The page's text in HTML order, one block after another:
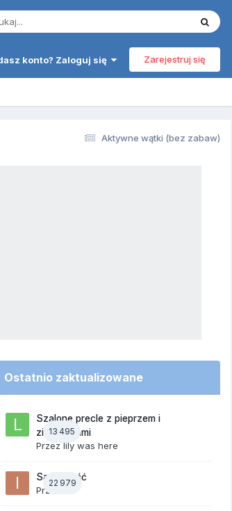
konto? Zaloguj się Zarejestruj się
Aktywne wątki (bez zabaw)
Ostatnio zaktualizowane
13 495
Szalone precle z pieprzem i
ziemniakami
Przez lily was here
22 979
Samotność
Przez